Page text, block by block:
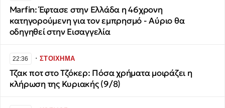
Marfin: Έφτασε στην Ελλάδα η 46χρονη
κατηγορούμενη για τον εμπρησμό - Αύριο θα
οδηγηθεί στην Εισαγγελία
22:36 ∙ΣΤΟΙΧΗΜΑ
Τζακ ποτ στο Τζόκερ: Πόσα χρήματα μοιράζει η
κλήρωση της Κυριακής (9/8)